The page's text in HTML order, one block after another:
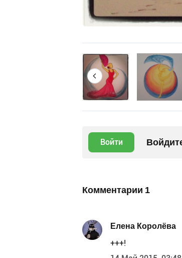
Войти
Комментарии 1
Елена Королёва
+++!